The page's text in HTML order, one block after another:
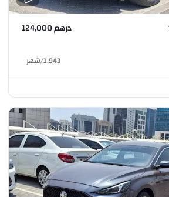
درهم 124,000
1,943
/شهر